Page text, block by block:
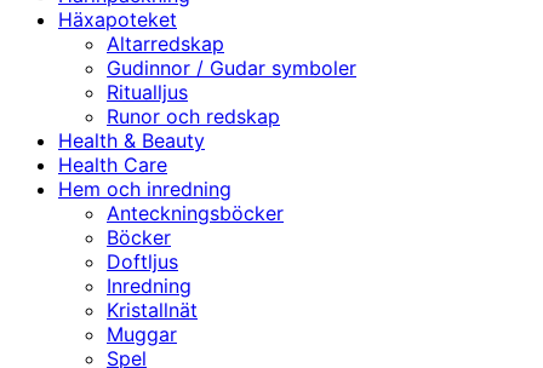
Häxapoteket
Altarredskap
Gudinnor / Gudar symboler
Ritualljus
Runor och redskap
Health & Beauty
Health Care
Hem och inredning
Anteckningsböcker
Böcker
Doftljus
Inredning
Kristallnät
Muggar
Spel